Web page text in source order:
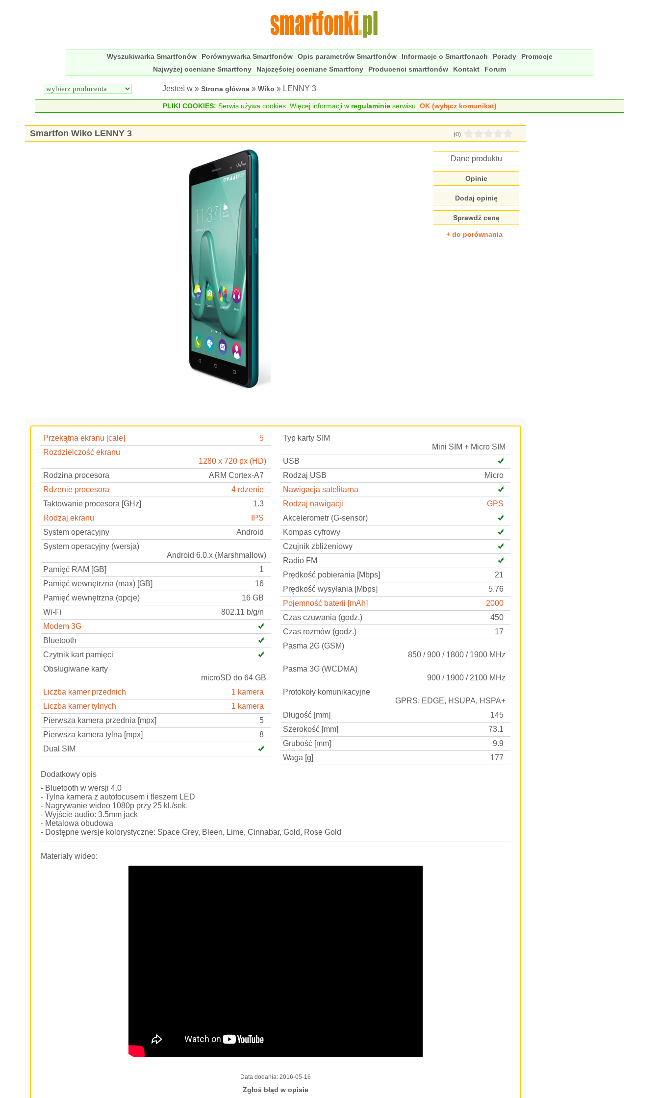
Wyszukiwarka Smartfonów Porównywarka Smartfonów Opis parametrów Smartfonów Informacje o Smartfonach Porady
Promocje
Najwyżej oceniane Smartfony
Najczęściej oceniane Smartfony Producenci smartfonów Kontakt Forum
Jesteś w » Strona główna » Wiko » LENNY 3
PLIKI COOKIES: Serwis używa cookies. Więcej informacji w regulaminieserwisu. OK (wyłącz komunikat)
Smartfon Wiko LENNY 3 (0)
Dane produktu
Opinie
Dodaj opinię
Sprawdź cenę
+ do porównania
Przekątna ekranu [cale]
5
Rozdzielczość ekranu
1280 x 720 px (HD)
Rodzina procesora
ARM Cortex-A7
Rdzenie procesora
4 rdzenie
Taktowanie procesora [GHz]
1.3
Rodzaj ekranu
IPS
System operacyjny
Android
System operacyjny (wersja)
Android 6.0.x (Marshmallow)
Pamięć RAM [GB]
1
Pamięć wewnętrzna (max) [GB]
16
Pamięć wewnętrzna (opcje)
16 GB
Wi-Fi
802.11 b/g/n
Modem 3G
Bluetooth
Czytnik kart pamięci
Obsługiwane karty
microSD do 64 GB
Liczba kamer przednich
1 kamera
Liczba kamer tylnych
1 kamera
Pierwsza kamera przednia [mpx]
5
Pierwsza kamera tylna [mpx]
8
Dual SIM
Typ karty SIM
Mini SIM + Micro SIM
USB
Rodzaj USB
Micro
Nawigacja satelitarna
Rodzaj nawigacji
GPS
Akcelerometr (G-sensor)
Kompas cyfrowy
Czujnik zbliżeniowy
Radio FM
Prędkość pobierania [Mbps]
21
Prędkość wysyłania [Mbps]
5.76
Pojemność baterii [mAh]
2000
Czas czuwania (godz.)
450
Czas rozmów (godz.)
17
Pasma 2G (GSM)
850 / 900 / 1800 / 1900 MHz
Pasma 3G (WCDMA)
900 / 1900 / 2100 MHz
Protokoły komunikacyjne
GPRS, EDGE, HSUPA, HSPA+
Długość [mm]
145
Szerokość [mm]
73.1
Grubość [mm]
9.9
Waga [g]
177
Dodatkowy opis
- Bluetooth w wersji 4.0
- Tylna kamera z autofocusem i fleszem LED
- Nagrywanie wideo 1080p przy 25 kl./sek.
- Wyjście audio: 3.5mm jack
- Metalowa obudowa
- Dostępne wersje kolorystyczne: Space Grey, Bleen, Lime, Cinnabar, Gold, Rose Gold
Materiały wideo:
Data dodania: 2016-05-16
Zgłoś błąd w opisie